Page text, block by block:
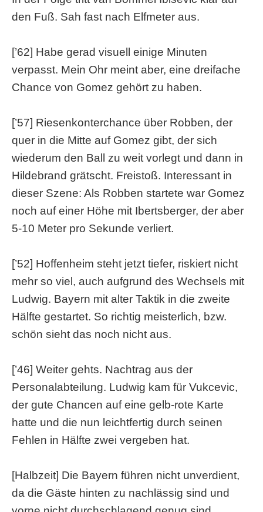
den Fuß. Sah fast nach Elfmeter aus.
[’62] Habe gerad visuell einige Minuten
verpasst. Mein Ohr meint aber, eine dreifache
Chance von Gomez gehört zu haben.
[’57] Riesenkonterchance über Robben, der
quer in die Mitte auf Gomez gibt, der sich
wiederum den Ball zu weit vorlegt und dann in
Hildebrand grätscht. Freistoß. Interessant in
dieser Szene: Als Robben startete war Gomez
noch auf einer Höhe mit Ibertsberger, der aber
5-10 Meter pro Sekunde verliert.
[’52] Hoffenheim steht jetzt tiefer, riskiert nicht
mehr so viel, auch aufgrund des Wechsels mit
Ludwig. Bayern mit alter Taktik in die zweite
Hälfte gestartet. So richtig meisterlich, bzw.
schön sieht das noch nicht aus.
[’46] Weiter gehts. Nachtrag aus der
Personalabteilung. Ludwig kam für Vukcevic,
der gute Chancen auf eine gelb-rote Karte
hatte und die nun leichtfertig durch seinen
Fehlen in Hälfte zwei vergeben hat.
[Halbzeit] Die Bayern führen nicht unverdient,
da die Gäste hinten zu nachlässig sind und